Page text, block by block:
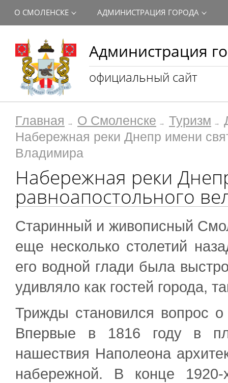
Администрация
официальный сайт
О СМОЛЕНСКЕ АДМИНИСТРАЦИЯ ГОРОДА
Главная О Смоленске Туризм
Набережная реки Днепр имени
Владимира
Набережная реки
равноапостольного
Старинный и живописный
еще несколько столетий
его водной глади была
удивляло как гостей города,
Трижды становился вопрос
Впервые в 1816 году в
нашествия Наполеона
набережной. В конце